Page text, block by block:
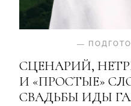
—
СЦЕНАРИЙ,
И «ПРОСТЫЕ»
СВАДЬБЫ ИДЫ